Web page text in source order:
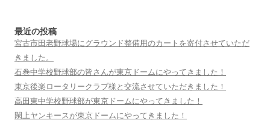
最近の投稿
宮古市田老野球場にグラウンド整備用のカートを寄付させていただ
きました。
石巻中学校野球部の皆さんが東京ドームにやってきました！
東京後楽ロータリークラブ様と交流させていただきました！
高田東中学校野球部が東京ドームにやってきました！
閖上ヤンキースが東京ドームにやってきました！